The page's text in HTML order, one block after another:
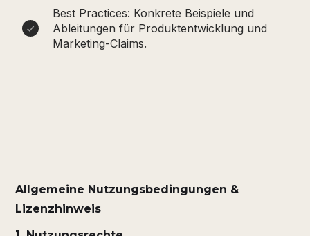
Best Practices: Konkrete Beispiele und
Ableitungen für Produktentwicklung und
Marketing-Claims.
Allgemeine Nutzungsbedingungen &
Lizenzhinweis